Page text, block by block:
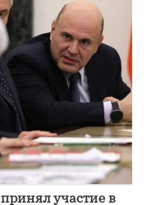
участие в